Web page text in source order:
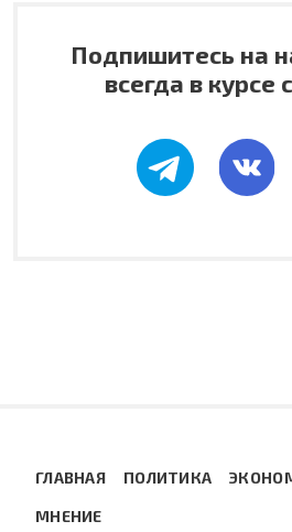
Подпишитесь на
всегда в курсе
ГЛАВНАЯ ПОЛИТИКА
МНЕНИЕ